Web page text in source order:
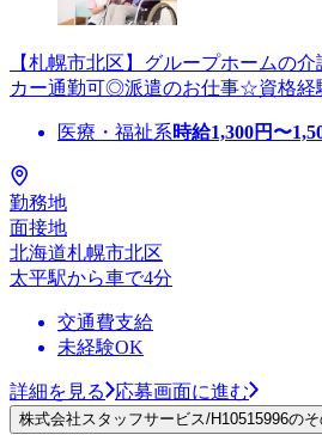
【札幌市北区】グループホームの
カー通勤可◎派遣のお仕事☆資格経
医療・福祉系時給1,300円〜
勤務地
面接地
北海道札幌市北区
太平駅から車で4分
交通費支給
未経験OK
詳細を見る 応募画面に進む
株式会社スタッフサービス/H10515996の